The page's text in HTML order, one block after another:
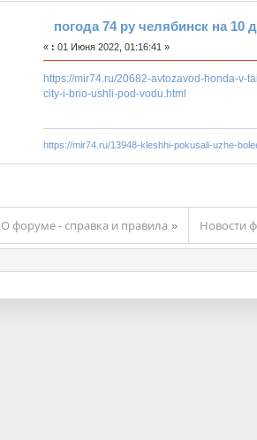
погода 74 ру челябинск на 10
« : 01 Июня 2022, 01:16:41 »
https://mir74.ru/20682-avtozavod-honda-v-
city-i-brio-ushli-pod-vodu.html
https://mir74.ru/13948-kleshhi-pokusali-uzhe-
О форуме - справка и правила » Новости